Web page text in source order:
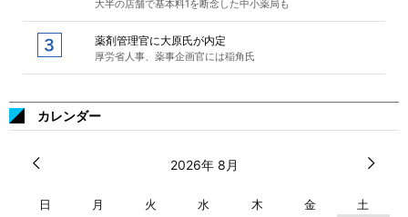
大半の店舗で基本料1を断念した中小薬局も
薬剤管理官に大原氏が内定
厚労省人事、薬事企画官には稲角氏
カレンダー
2026年 8月
日 月 火 水 木 金 土